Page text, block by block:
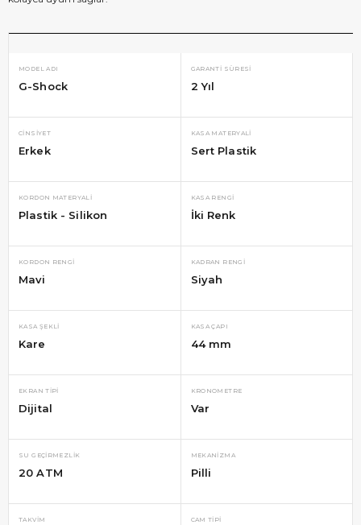
MODEL ADI
G-Shock
GARANTI SÜRESI
2 Yıl
CINSIYET
Erkek
KASA MATERYALI
Sert Plastik
KORDON MATERYALI
Plastik - Silikon
KASA RENGI
İki Renk
KORDON RENGI
Mavi
KADRAN RENGI
Siyah
KASA ŞEKLI
Kare
KASA ÇAPI
44 mm
EKRAN TIPI
Dijital
KRONOMETRE
Var
SU GEÇIRMEZLIK
20 ATM
MEKANIZMA
Pilli
TAKVIM CAM TIPI